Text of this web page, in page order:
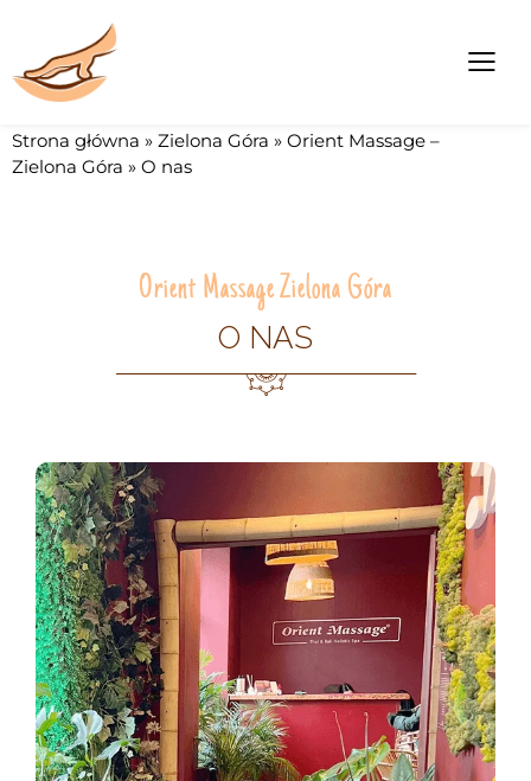
Strona główna » Zielona Góra » Orient Massage –
Zielona Góra » O nas
Orient Massage Zielona Góra
O NAS